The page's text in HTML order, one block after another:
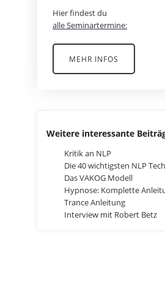
Hier findest du
alle Seminartermine:
MEHR INFOS
Weitere interessante
Kritik an NLP
Die 40 wichtigsten NLP
Das VAKOG Modell
Hypnose: Komplette
Trance Anleitung
Interview mit Robert Betz